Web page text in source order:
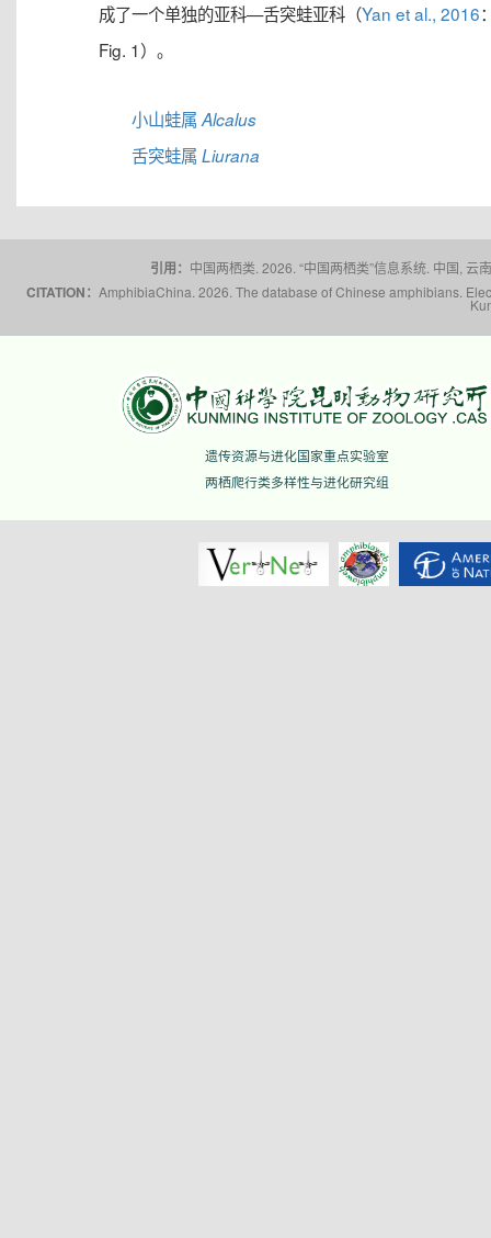
成了一个单独的亚科—舌突蛙亚科（Yan et al., 2016
Fig. 1）。
小山蛙属 Alcalus
舌突蛙属 Liurana
引用： 中国两栖类. 2026. “中国两栖类”信息系统. 中国,
CITATION： AmphibiaChina. 2026. The database of Chinese amphibians.
遗传资源与进化国家重点实验室
两栖爬行类多样性与进化研究组